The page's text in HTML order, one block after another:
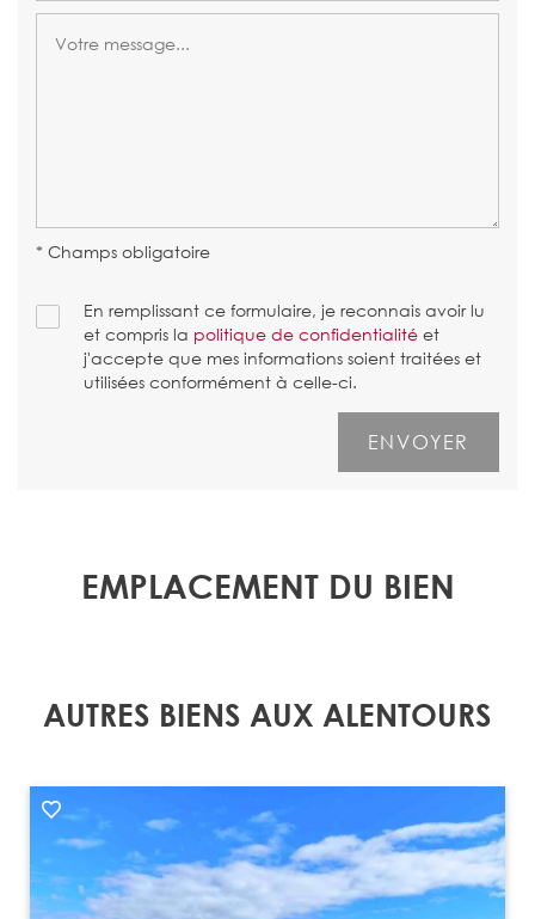
* Champs obligatoire
En remplissant ce formulaire, je reconnais avoir lu
et compris la politique de confidentialité et
j'accepte que mes informations soient traitées et
utilisées conformément à celle-ci.
EMPLACEMENT DU BIEN
AUTRES BIENS AUX ALENTOURS